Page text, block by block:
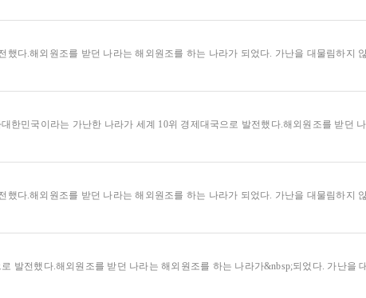
다.해외원조를 받던 나라는 해외원조를 하는 나라가 되었다. 가난을 대물림하지
한민국이라는 가난한 나라가 세계 10위 경제대국으로 발전했다.해외원조를 받던
다.해외원조를 받던 나라는 해외원조를 하는 나라가 되었다. 가난을 대물림하지
발전했다.해외원조를 받던 나라는 해외원조를 하는 나라가&nbsp;되었다. 가난